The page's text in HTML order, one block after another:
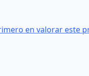
en valorar este